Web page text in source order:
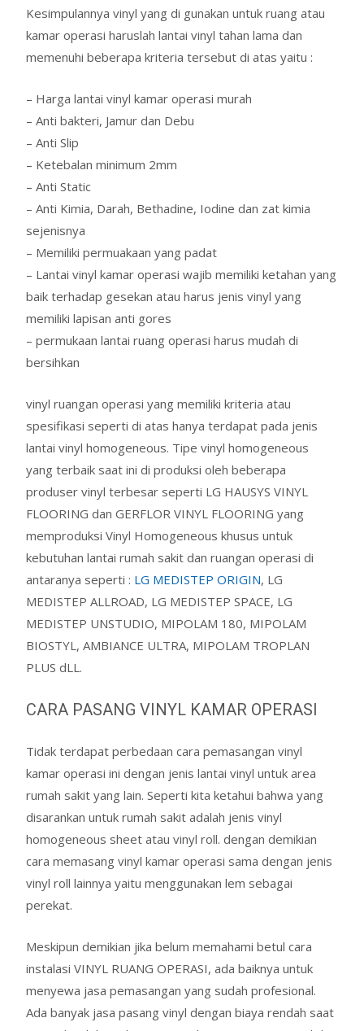
Kesimpulannya vinyl yang di gunakan untuk ruang atau
kamar operasi haruslah lantai vinyl tahan lama dan
memenuhi beberapa kriteria tersebut di atas yaitu :
– Harga lantai vinyl kamar operasi murah
– Anti bakteri, Jamur dan Debu
– Anti Slip
– Ketebalan minimum 2mm
– Anti Static
– Anti Kimia, Darah, Bethadine, Iodine dan zat kimia
sejenisnya
– Memiliki permuakaan yang padat
– Lantai vinyl kamar operasi wajib memiliki ketahan yang
baik terhadap gesekan atau harus jenis vinyl yang
memiliki lapisan anti gores
– permukaan lantai ruang operasi harus mudah di
bersihkan
vinyl ruangan operasi yang memiliki kriteria atau
spesifikasi seperti di atas hanya terdapat pada jenis
lantai vinyl homogeneous. Tipe vinyl homogeneous
yang terbaik saat ini di produksi oleh beberapa
produser vinyl terbesar seperti LG HAUSYS VINYL
FLOORING dan GERFLOR VINYL FLOORING yang
memproduksi Vinyl Homogeneous khusus untuk
kebutuhan lantai rumah sakit dan ruangan operasi di
antaranya seperti : LG MEDISTEP ORIGIN, LG
MEDISTEP ALLROAD, LG MEDISTEP SPACE, LG
MEDISTEP UNSTUDIO, MIPOLAM 180, MIPOLAM
BIOSTYL, AMBIANCE ULTRA, MIPOLAM TROPLAN
PLUS dLL.
CARA PASANG VINYL KAMAR OPERASI
Tidak terdapat perbedaan cara pemasangan vinyl
kamar operasi ini dengan jenis lantai vinyl untuk area
rumah sakit yang lain. Seperti kita ketahui bahwa yang
disarankan untuk rumah sakit adalah jenis vinyl
homogeneous sheet atau vinyl roll. dengan demikian
cara memasang vinyl kamar operasi sama dengan jenis
vinyl roll lainnya yaitu menggunakan lem sebagai
perekat.
Meskipun demikian jika belum memahami betul cara
instalasi VINYL RUANG OPERASI, ada baiknya untuk
menyewa jasa pemasangan yang sudah profesional.
Ada banyak jasa pasang vinyl dengan biaya rendah saat